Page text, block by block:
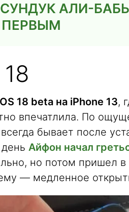
АЛИ-
ПЕРВЫМ
18 beta на iPhone 13,
впечатлила. По
бывает после
Айфон начал
но потом пришел
— медленное